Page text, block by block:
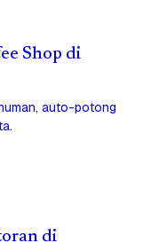
Shop di
auto-potong
di